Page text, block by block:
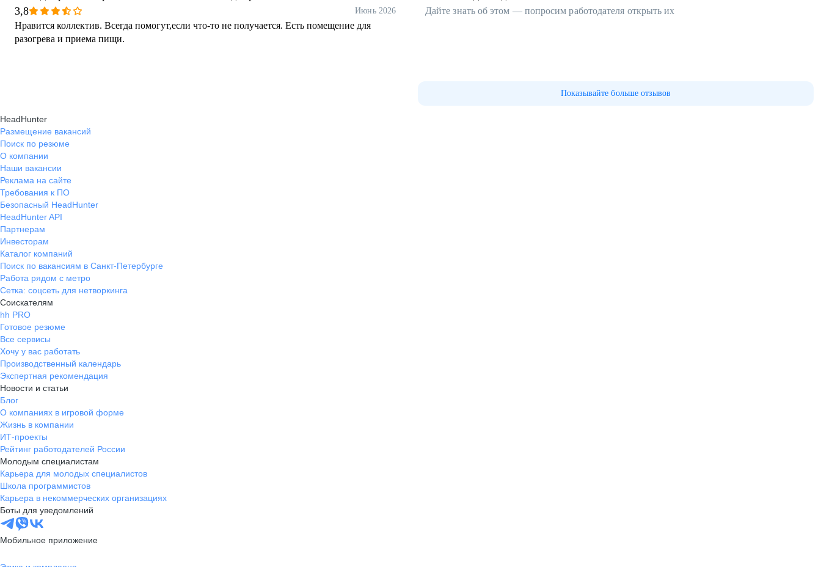
3,8
Июнь 2026
Нравится коллектив. Всегда помогут,если что-то не получается. Есть помещение для
разогрева и приема пищи.
Дайте знать об этом — попросим работодателя открыть их
Показывайте больше отзывов
HeadHunter
Размещение вакансий
Поиск по резюме
О компании
Наши вакансии
Реклама на сайте
Требования к ПО
Безопасный HeadHunter
HeadHunter API
Партнерам
Инвесторам
Каталог компаний
Поиск по вакансиям в Санкт-Петербурге
Работа рядом с метро
Сетка: соцсеть для нетворкинга
Соискателям
hh PRO
Готовое резюме
Все сервисы
Хочу у вас работать
Производственный календарь
Экспертная рекомендация
Новости и статьи
Блог
О компаниях в игровой форме
Жизнь в компании
ИТ-проекты
Рейтинг работодателей России
Молодым специалистам
Карьера для молодых специалистов
Школа программистов
Карьера в некоммерческих организациях
Боты для уведомлений
Мобильное приложение